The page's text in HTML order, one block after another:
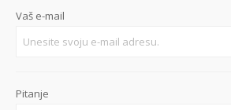
Vaš e-mail
Pitanje